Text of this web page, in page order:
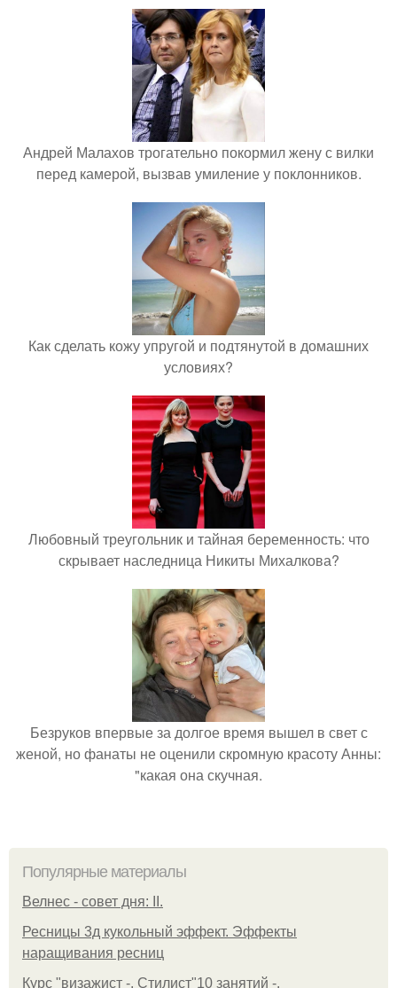
Андрей Малахов трогательно покормил жену с вилки
перед камерой, вызвав умиление у поклонников.
Как сделать кожу упругой и подтянутой в домашних
условиях?
Любовный треугольник и тайная беременность: что
скрывает наследница Никиты Михалкова?
Безруков впервые за долгое время вышел в свет с
женой, но фанаты не оценили скромную красоту Анны:
"какая она скучная.
Популярные материалы
Велнес - совет дня: II.
Ресницы 3д кукольный эффект. Эффекты
наращивания ресниц
Курс "визажист -. Стилист"10 занятий -.